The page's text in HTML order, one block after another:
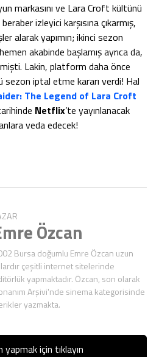
markasını ve Lara Croft kültünü
izleyici karşısına çıkarmış,
alarak yapımın; ikinci sezon
akabinde başlamış ayrıca da,
Lakin, platform daha önce
sezon iptal etme kararı verdi! Hal
The Legend of Lara Croft
Netflix’te yayınlanacak
veda edecek!
Özcan
Bursa doğumlu Emre Özcan uzun
çeşitli internet sitelerinde
yapmaktadır. Özcan, son olarak
Arşivi'nde sinema kategorisinde
yazmakta.
yapmak için tıklayın